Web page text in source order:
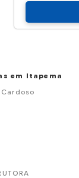
em Itapema